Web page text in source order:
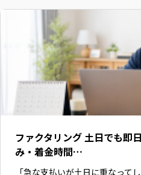
ファクタリング 土日でも即
み・着金時間…
「急な支払いが土日に重なって